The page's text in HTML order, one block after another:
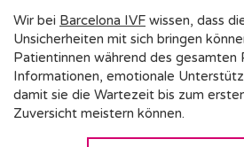
Wir bei Barcelona IVF
Unsicherheiten mit sich bringen
Patientinnen während des gesamten
Informationen, emotionale
damit sie die Wartezeit bis zum
Zuversicht meistern können.